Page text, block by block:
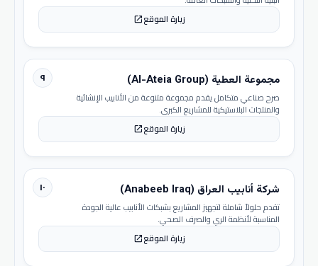
زيارة الموقعopen_in_new
٩ مجموعة العطية (Al-Ateia Group)
صرح صناعي متكامل يقدم مجموعة متنوعة من الأنابيب الإنشائية
والمنتجات البلاستيكية للمشاريع الكبرى.
زيارة الموقعopen_in_new
١٠ شركة أنابيب العراق (Anabeeb Iraq)
تقدم حلولاً شاملة لتجهيز المشاريع بشبكات الأنابيب عالية الجودة
المناسبة لأنظمة الري والصرف الصحي.
زيارة الموقعopen_in_new